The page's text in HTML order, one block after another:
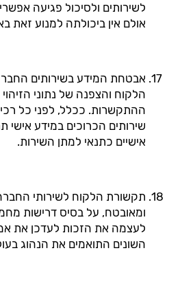
לשירותים ולסיכול פגיעה
אולם אין ביכולתה למנוע זאת
אבטחת המידע בשירותים
הלקוח והצפנה של נתוני
ההתקשרות. ככלל, לפני כל
שירותים הכרוכים במידע אישי
אישיים כתנאי למתן השירות.
תקשורת הלקוח לשירותי
ומאובטח, על בסיס דרישות
לעצמה את הזכות לעדכן את
השונים התואמים את הנהוג